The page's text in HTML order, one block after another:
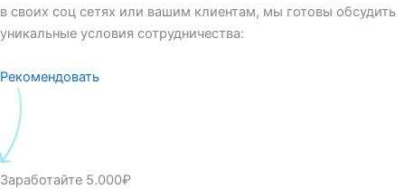
в своих соц сетях или вашим клиентам, мы готовы обсудить
уникальные условия сотрудничества:
Рекомендовать
Заработайте 5.000₽